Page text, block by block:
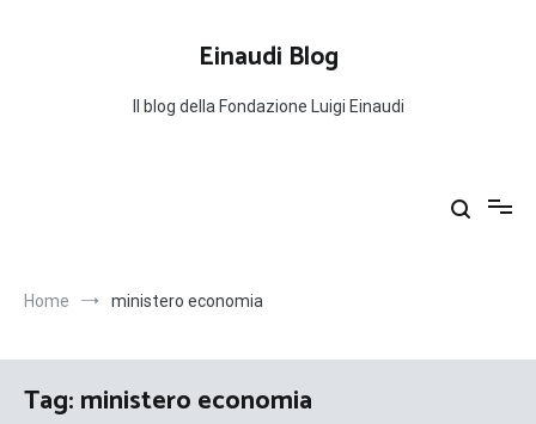
Einaudi Blog
Il blog della Fondazione Luigi Einaudi
Home ministero economia
Tag:ministero economia